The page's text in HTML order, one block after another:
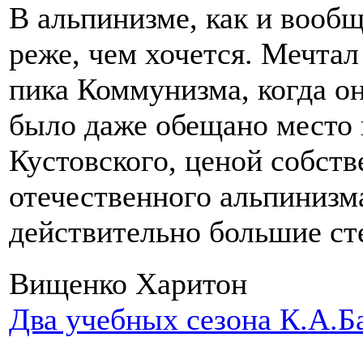
В альпинизме, как и
реже, чем хочется.
пика Коммунизма, когда
было даже обещано место
Кустовского, ценой
отечественного
действительно большие
Вищенко Харитон
Два учебных сезона